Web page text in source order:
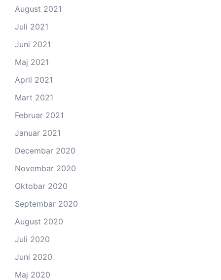
August 2021
Juli 2021
Juni 2021
Maj 2021
April 2021
Mart 2021
Februar 2021
Januar 2021
Decembar 2020
Novembar 2020
Oktobar 2020
Septembar 2020
August 2020
Juli 2020
Juni 2020
Maj 2020